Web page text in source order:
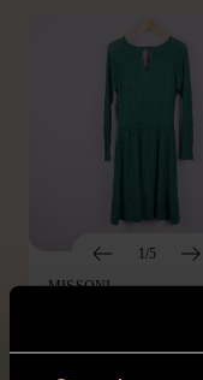
1/5
MISSONI